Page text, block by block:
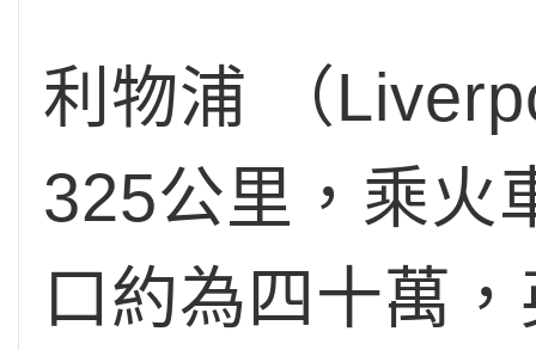
利物浦 （
325公里，乘火
口約為四十萬